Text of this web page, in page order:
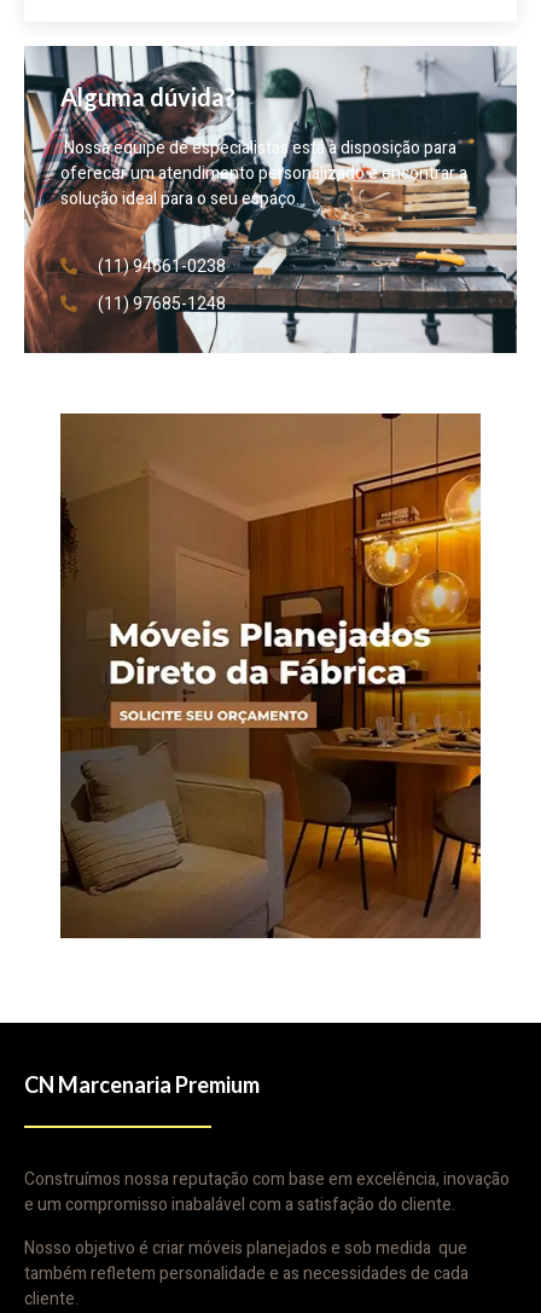
Alguma dúvida?
Nossa equipe de especialistas está à disposição para
oferecer um atendimento personalizado e encontrar a
solução ideal para o seu espaço.
(11) 94661-0238
(11) 97685-1248
CN Marcenaria Premium
Construímos nossa reputação com base em excelência, inovação
e um compromisso inabalável com a satisfação do cliente.
Nosso objetivo é criar móveis planejados e sob medida que
também refletem personalidade e as necessidades de cada
cliente.